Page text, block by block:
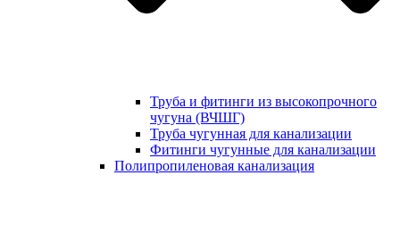
Труба и фитинги из высокопрочного
чугуна (ВЧШГ)
Труба чугунная для канализации
Фитинги чугунные для канализации
Полипропиленовая канализация